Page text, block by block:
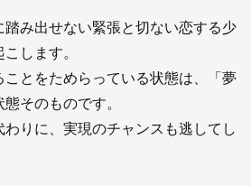
み出せない緊張と切ない恋する少
します。
とをためらっている状態は、「夢
そのものです。
りに、実現のチャンスも逃してし